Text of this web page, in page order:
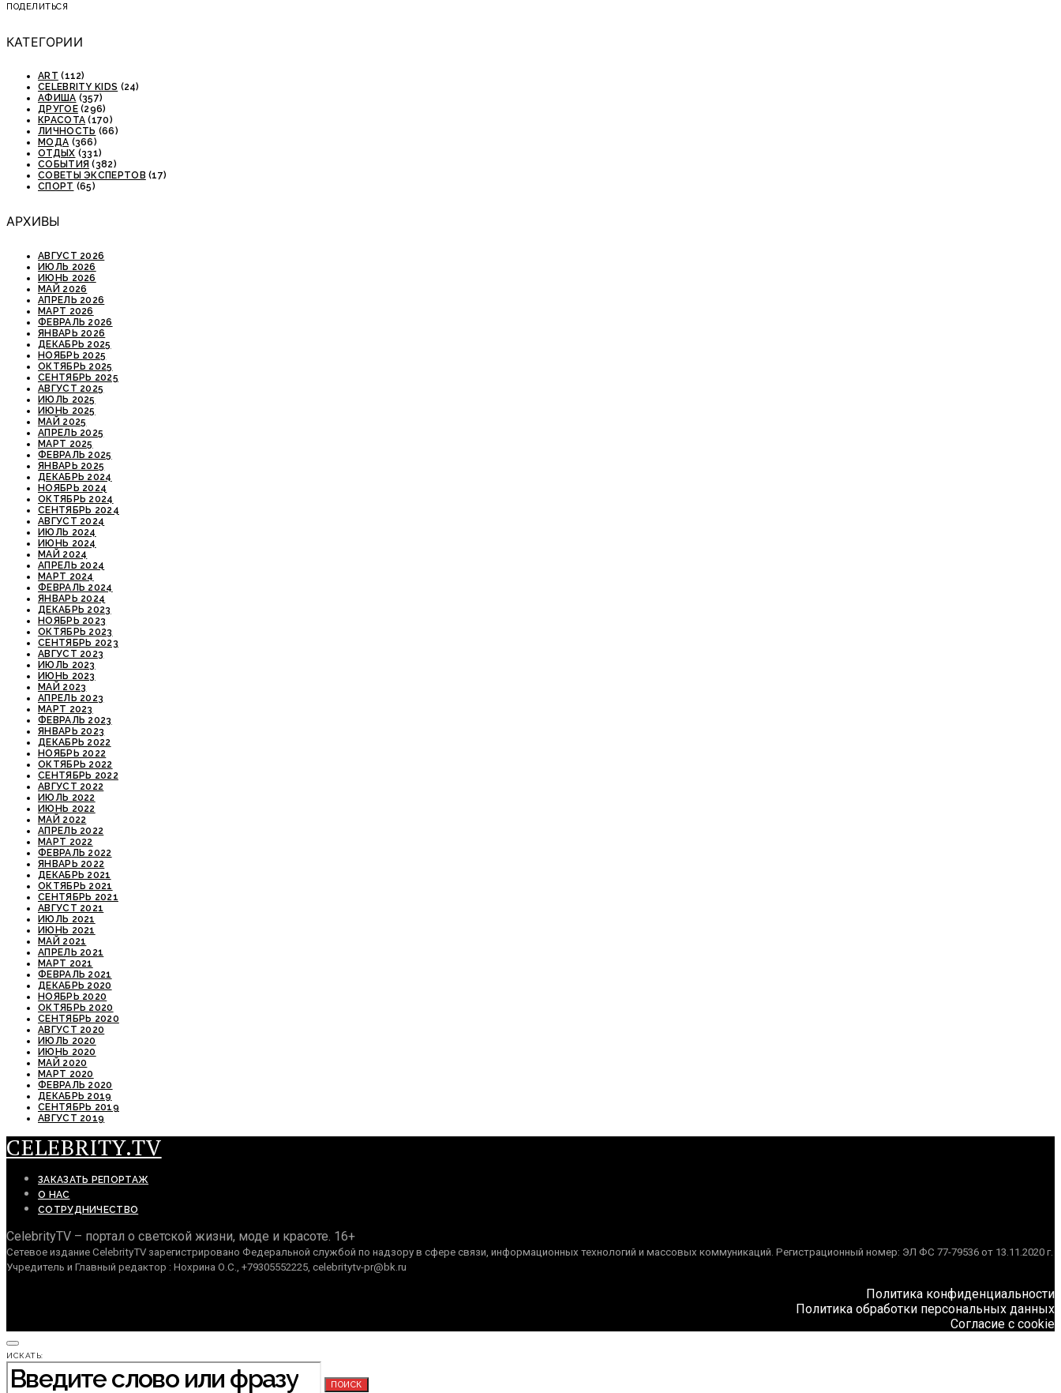
ПОДЕЛИТЬСЯ
КАТЕГОРИИ
ART (112)
CELEBRITY KIDS (24)
АФИША (357)
ДРУГОЕ(296)
КРАСОТА (170)
ЛИЧНОСТЬ (66)
МОДА (366)
ОТДЫХ (331)
СОБЫТИЯ (382)
СОВЕТЫ ЭКСПЕРТОВ (17)
СПОРТ (65)
АРХИВЫ
АВГУСТ 2026
ИЮЛЬ 2026
ИЮНЬ 2026
МАЙ 2026
АПРЕЛЬ 2026
МАРТ 2026
ФЕВРАЛЬ 2026
ЯНВАРЬ 2026
ДЕКАБРЬ 2025
НОЯБРЬ 2025
ОКТЯБРЬ 2025
СЕНТЯБРЬ 2025
АВГУСТ 2025
ИЮЛЬ 2025
ИЮНЬ 2025
МАЙ 2025
АПРЕЛЬ 2025
МАРТ 2025
ФЕВРАЛЬ 2025
ЯНВАРЬ 2025
ДЕКАБРЬ 2024
НОЯБРЬ 2024
ОКТЯБРЬ 2024
СЕНТЯБРЬ 2024
АВГУСТ 2024
ИЮЛЬ 2024
ИЮНЬ 2024
МАЙ 2024
АПРЕЛЬ 2024
МАРТ 2024
ФЕВРАЛЬ 2024
ЯНВАРЬ 2024
ДЕКАБРЬ 2023
НОЯБРЬ 2023
ОКТЯБРЬ 2023
СЕНТЯБРЬ 2023
АВГУСТ 2023
ИЮЛЬ 2023
ИЮНЬ 2023
МАЙ 2023
АПРЕЛЬ 2023
МАРТ 2023
ФЕВРАЛЬ 2023
ЯНВАРЬ 2023
ДЕКАБРЬ 2022
НОЯБРЬ 2022
ОКТЯБРЬ 2022
СЕНТЯБРЬ 2022
АВГУСТ 2022
ИЮЛЬ 2022
ИЮНЬ 2022
МАЙ 2022
АПРЕЛЬ 2022
МАРТ 2022
ФЕВРАЛЬ 2022
ЯНВАРЬ 2022
ДЕКАБРЬ 2021
ОКТЯБРЬ 2021
СЕНТЯБРЬ 2021
АВГУСТ 2021
ИЮЛЬ 2021
ИЮНЬ 2021
МАЙ 2021
АПРЕЛЬ 2021
МАРТ 2021
ФЕВРАЛЬ 2021
ДЕКАБРЬ 2020
НОЯБРЬ 2020
ОКТЯБРЬ 2020
СЕНТЯБРЬ 2020
АВГУСТ 2020
ИЮЛЬ 2020
ИЮНЬ 2020
МАЙ 2020
МАРТ 2020
ФЕВРАЛЬ 2020
ДЕКАБРЬ 2019
СЕНТЯБРЬ 2019
АВГУСТ 2019
CELEBRITY.TV
ЗАКАЗАТЬ РЕПОРТАЖ
О НАС
СОТРУДНИЧЕСТВО
CelebrityTV – портал о светской жизни, моде и красоте. 16+
Сетевое издание CelebrityTV зарегистрировано Федеральной службой по надзору в сфере связи, информационных технологий и массовых коммуникаций. Регистрационный номер: ЭЛ ФС 77-79536 от 13.11.2020 г.
Учредитель и Главный редактор : Нохрина О.С., +79305552225, celebritytv-pr@bk.ru
Политика конфиденциальности
Политика обработки персональных данных
Согласие с cookie
ИСКАТЬ:
ПОИСК